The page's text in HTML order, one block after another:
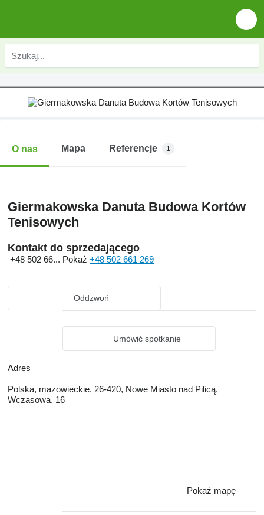
O nas Mapa Referencje 1
Giermakowska Danuta Budowa Kortów
Tenisowych
Kontakt do sprzedającego
+48 502 66... Pokaż +48 502 661 269
Oddzwoń
Umówić spotkanie
Adres
Polska, mazowieckie, 26-420, Nowe Miasto nad Pilicą,
Wczasowa, 16
Pokaż mapę